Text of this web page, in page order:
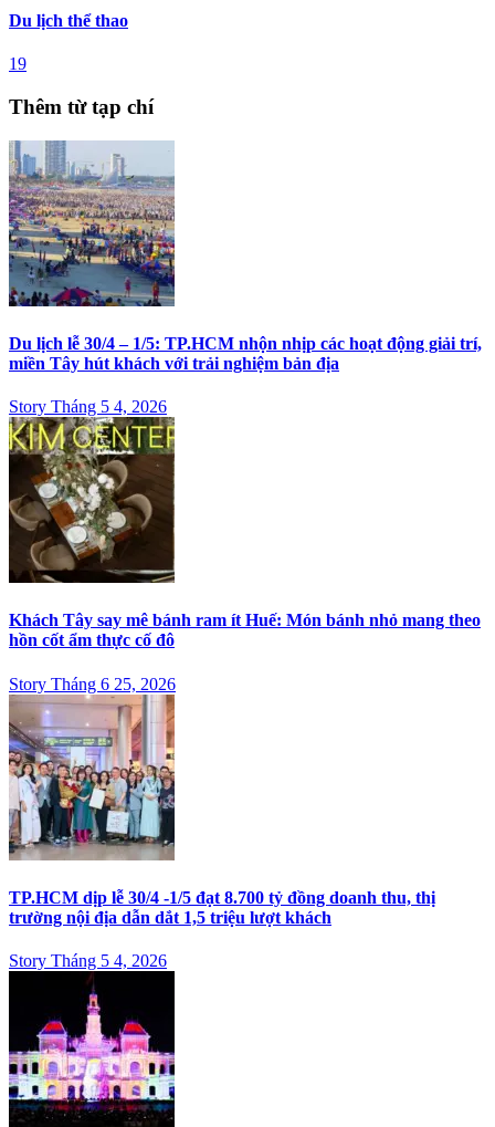
Du lịch thể thao
19
Thêm từ tạp chí
Du lịch lễ 30/4 – 1/5: TP.HCM nhộn nhịp các hoạt động giải trí,
miền Tây hút khách với trải nghiệm bản địa
Story Tháng 5 4, 2026
Khách Tây say mê bánh ram ít Huế: Món bánh nhỏ mang theo
hồn cốt ẩm thực cố đô
Story Tháng 6 25, 2026
TP.HCM dịp lễ 30/4 -1/5 đạt 8.700 tỷ đồng doanh thu, thị
trường nội địa dẫn dắt 1,5 triệu lượt khách
Story Tháng 5 4, 2026